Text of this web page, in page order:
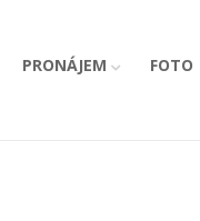
PRONÁJEM FOTO